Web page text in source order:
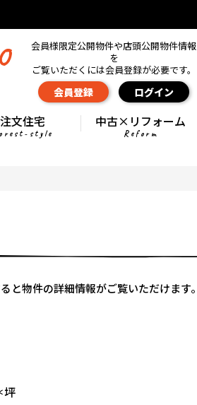
会員様限定公開物件や店頭公開物件情報
を
ご覧いただくには会員登録が必要です。
会員登録 ログイン
注文住宅
style
中古×リフォーム
Reform
と物件の詳細情報がご覧いただけます。
坪